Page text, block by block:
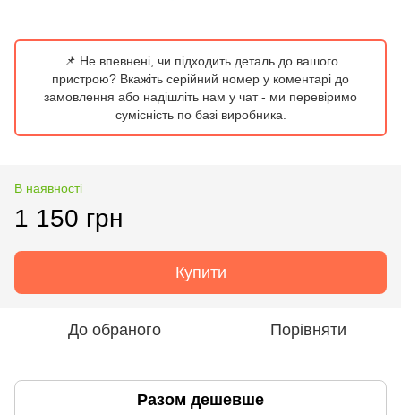
📌 Не впевнені, чи підходить деталь до вашого
пристрою? Вкажіть серійний номер у коментарі до
замовлення або надішліть нам у чат - ми перевіримо
сумісність по базі виробника.
В наявності
1 150 грн
Купити
До обраного Порівняти
Разом дешевше